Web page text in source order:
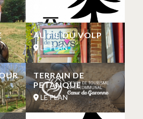
LE PLAN
AU FIL DU VOLP
LE PLAN
TERRAIN DE
PETANQUE
LE PLAN